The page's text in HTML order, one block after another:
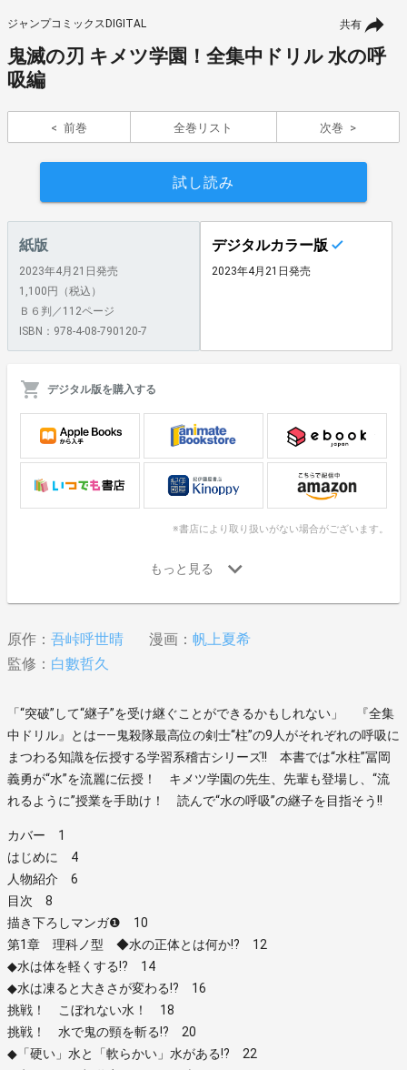
共有
ジャンプコミックスDIGITAL
鬼滅の刃 キメツ学園！全集中ドリル 水の呼
吸編
前巻 全巻リスト 次巻
試し読み
紙版
2023年4月21日発売
1,100円（税込）
Ｂ６判／112ページ
ISBN：978-4-08-790120-7
デジタルカラー版
2023年4月21日発売
デジタル版を購入する
※書店により取り扱いがない場合がございます。
原作： 吾峠呼世晴 漫画： 帆上夏希
監修： 白數哲久
「“突破”して“継子”を受け継ぐことができるかもしれない」 『全集
中ドリル』とは――鬼殺隊最高位の剣士“柱”の9人がそれぞれの呼吸に
まつわる知識を伝授する学習系稽古シリーズ!! 本書では“水柱”冨岡
義勇が“水”を流麗に伝授！ キメツ学園の先生、先輩も登場し、“流
れるように”授業を手助け！ 読んで“水の呼吸”の継子を目指そう!!
カバー 1
はじめに 4
人物紹介 6
目次 8
描き下ろしマンガ❶ 10
第1章 理科ノ型 ◆水の正体とは何か!? 12
◆水は体を軽くする!? 14
◆水は凍ると大きさが変わる!? 16
挑戦！ こぼれない水！ 18
挑戦！ 水で鬼の頸を斬る!? 20
◆「硬い」水と「軟らかい」水がある!? 22